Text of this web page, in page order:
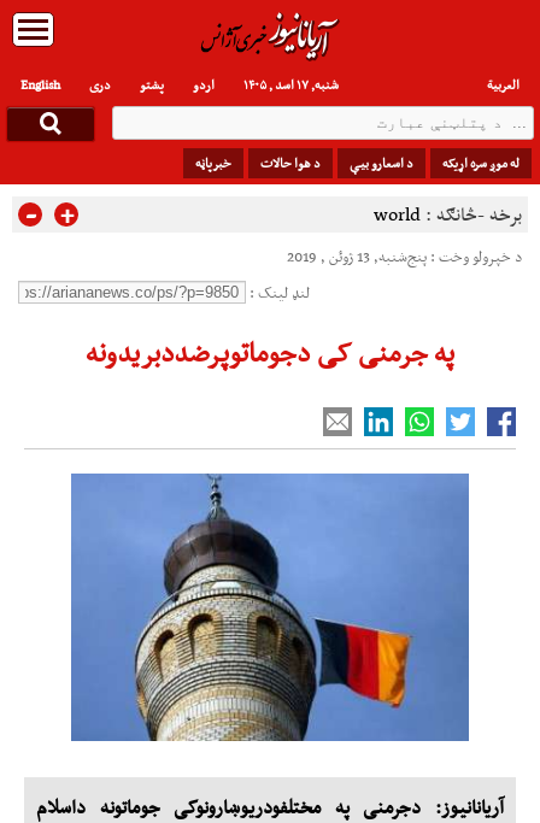
English دری پشتو العربیة اردو شنبه, ۱۷ اسد , ۱۴۰۵
له موږ سره اړیکه د اسعارو بیې د هوا حالات خبرپاڼه
برخه -څانګه : world
- +
د خپرولو وخت : پنج‌شنبه, 13 ژوئن , 2019
لنډ لینک :
په جرمنی کی دجوماتوپرضددبریدونه
آریانانیوز: دجرمنی په مختلفودریوښارونوکی جوماتونه داسلام